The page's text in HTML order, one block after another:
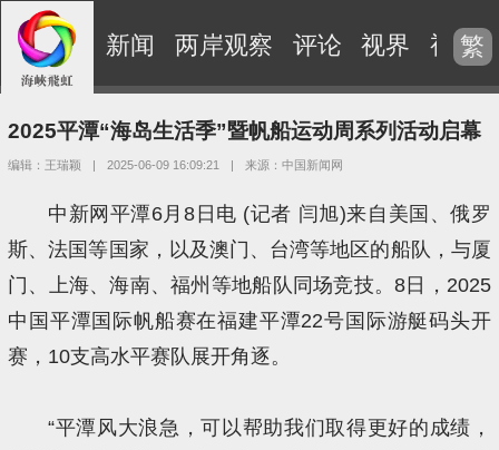
新闻 两岸观察 评论 视界 视频
繁
2025平潭“海岛生活季”暨帆船运动周系列活动启幕
编辑：王瑞颖 | 2025-06-09 16:09:21 | 来源：中国新闻网
中新网平潭6月8日电 (记者 闫旭)来自美国、俄罗
斯、法国等国家，以及澳门、台湾等地区的船队，与厦
门、上海、海南、福州等地船队同场竞技。8日，2025
中国平潭国际帆船赛在福建平潭22号国际游艇码头开
赛，10支高水平赛队展开角逐。
“平潭风大浪急，可以帮助我们取得更好的成绩，